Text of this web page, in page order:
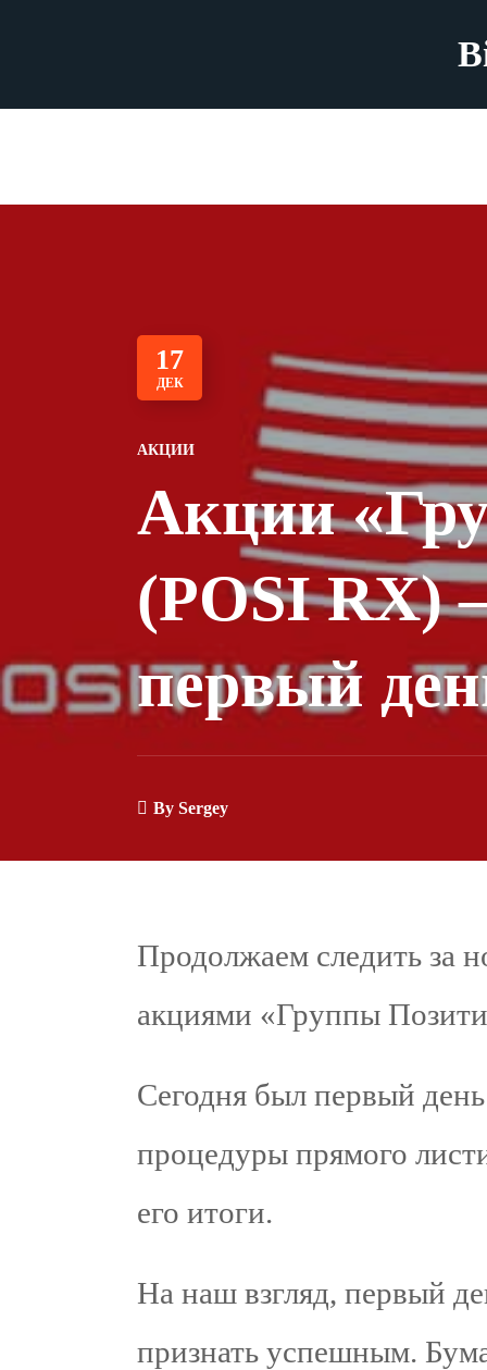
17
ДЕК
АКЦИИ
Акции
(POSI RX)
первый
By Sergey
Продолжаем следить за
акциями «Группы
Сегодня был первый
процедуры прямого
его итоги.
На наш взгляд, первый
признать успешным.